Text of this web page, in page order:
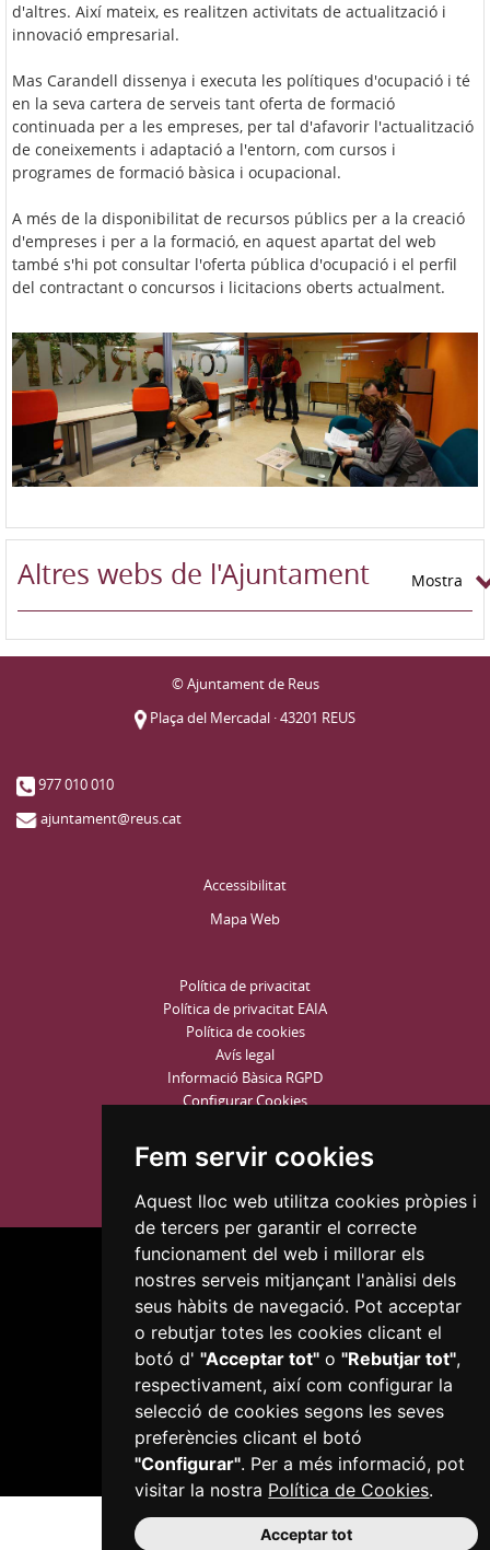
Fem servir cookies
Aquest lloc web utilitza cookies pròpies i
de tercers per garantir el correcte
funcionament del web i millorar els
nostres serveis mitjançant l'anàlisi dels
seus hàbits de navegació. Pot acceptar
o rebutjar totes les cookies clicant el
botó d'"Acceptar tot" o"Rebutjar tot",
respectivament, així com configurar la
selecció de cookies segons les seves
preferències clicant el botó
"Configurar". Per a més informació, pot
visitar la nostra Política de Cookies.
Acceptar tot
d'altres. Així mateix, es realitzen activitats de actualització i
innovació empresarial.
Mas Carandell dissenya i executa les polítiques d'ocupació i té
en la seva cartera de serveis tant oferta de formació
continuada per a les empreses, per tal d'afavorir l'actualització
de coneixements i adaptació a l'entorn, com cursos i
programes de formació bàsica i ocupacional.
A més de la disponibilitat de recursos públics per a la creació
d'empreses i per a la formació, en aquest apartat del web
també s'hi pot consultar l'oferta pública d'ocupació i el perfil
del contractant o concursos i licitacions oberts actualment.
Altres webs de l'Ajuntament Mostra
© Ajuntament de Reus
Plaça del Mercadal · 43201 REUS
977 010 010
ajuntament@reus.cat
Accessibilitat
Mapa Web
Política de privacitat
Política de privacitat EAIA
Política de cookies
Avís legal
Informació Bàsica RGPD
Configurar Cookies
Plaça del Mercadal · 43201 Reus
977 010 010
ajuntament@reus.cat| reus.cat